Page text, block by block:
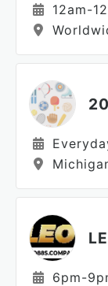
12am-
6pm-